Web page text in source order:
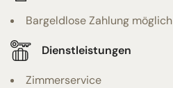
Bargeldlose Zahlung möglich
Dienstleistungen
Zimmerservice